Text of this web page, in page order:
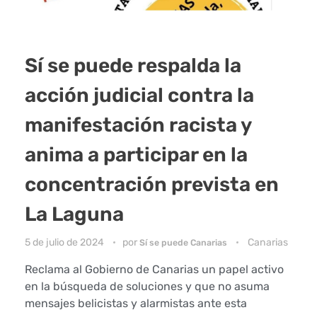
Sí se puede respalda la
acción judicial contra la
manifestación racista y
anima a participar en la
concentración prevista en
La Laguna
5 de julio de 2024 por Sí se puede Canarias Canarias
Reclama al Gobierno de Canarias un papel activo
en la búsqueda de soluciones y que no asuma
mensajes belicistas y alarmistas ante esta